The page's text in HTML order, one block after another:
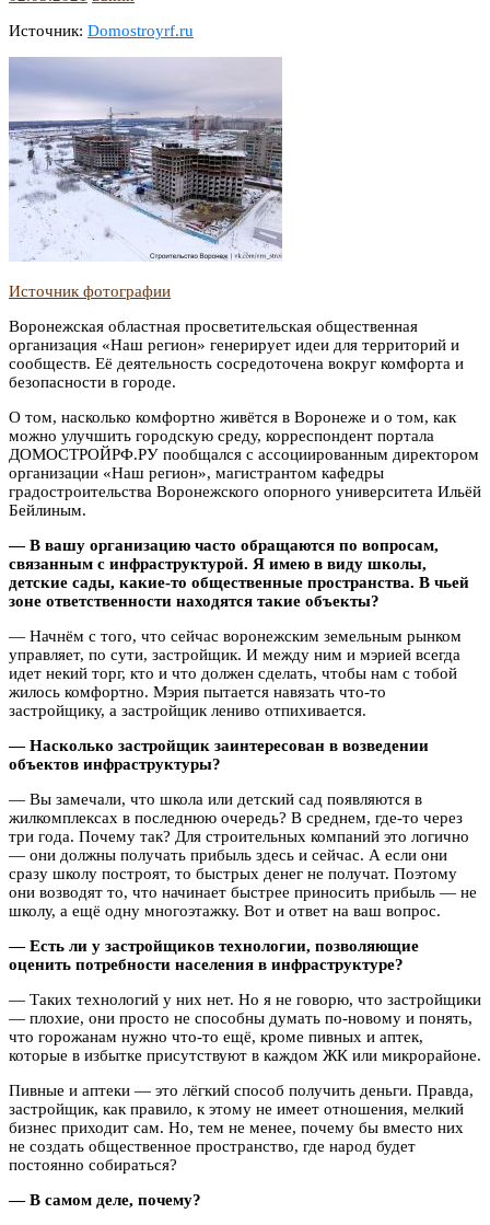
Источник: Domostroyrf.ru
Источник фотографии
Воронежская областная просветительская общественная
организация «Наш регион» генерирует идеи для территорий и
сообществ. Её деятельность сосредоточена вокруг комфорта и
безопасности в городе.
О том, насколько комфортно живётся в Воронеже и о том, как
можно улучшить городскую среду, корреспондент портала
ДОМОСТРОЙРФ.РУ пообщался с ассоциированным директором
организации «Наш регион», магистрантом кафедры
градостроительства Воронежского опорного университета Ильёй
Бейлиным.
— В вашу организацию часто обращаются по вопросам,
связанным с инфраструктурой. Я имею в виду школы,
детские сады, какие-то общественные пространства. В чьей
зоне ответственности находятся такие объекты?
— Начнём с того, что сейчас воронежским земельным рынком
управляет, по сути, застройщик. И между ним и мэрией всегда
идет некий торг, кто и что должен сделать, чтобы нам с тобой
жилось комфортно. Мэрия пытается навязать что-то
застройщику, а застройщик лениво отпихивается.
— Насколько застройщик заинтересован в возведении
объектов инфраструктуры?
— Вы замечали, что школа или детский сад появляются в
жилкомплексах в последнюю очередь? В среднем, где-то через
три года. Почему так? Для строительных компаний это логично
— они должны получать прибыль здесь и сейчас. А если они
сразу школу построят, то быстрых денег не получат. Поэтому
они возводят то, что начинает быстрее приносить прибыль — не
школу, а ещё одну многоэтажку. Вот и ответ на ваш вопрос.
— Есть ли у застройщиков технологии, позволяющие
оценить потребности населения в инфраструктуре?
— Таких технологий у них нет. Но я не говорю, что застройщики
— плохие, они просто не способны думать по-новому и понять,
что горожанам нужно что-то ещё, кроме пивных и аптек,
которые в избытке присутствуют в каждом ЖК или микрорайоне.
Пивные и аптеки — это лёгкий способ получить деньги. Правда,
застройщик, как правило, к этому не имеет отношения, мелкий
бизнес приходит сам. Но, тем не менее, почему бы вместо них
не создать общественное пространство, где народ будет
постоянно собираться?
— В самом деле, почему?